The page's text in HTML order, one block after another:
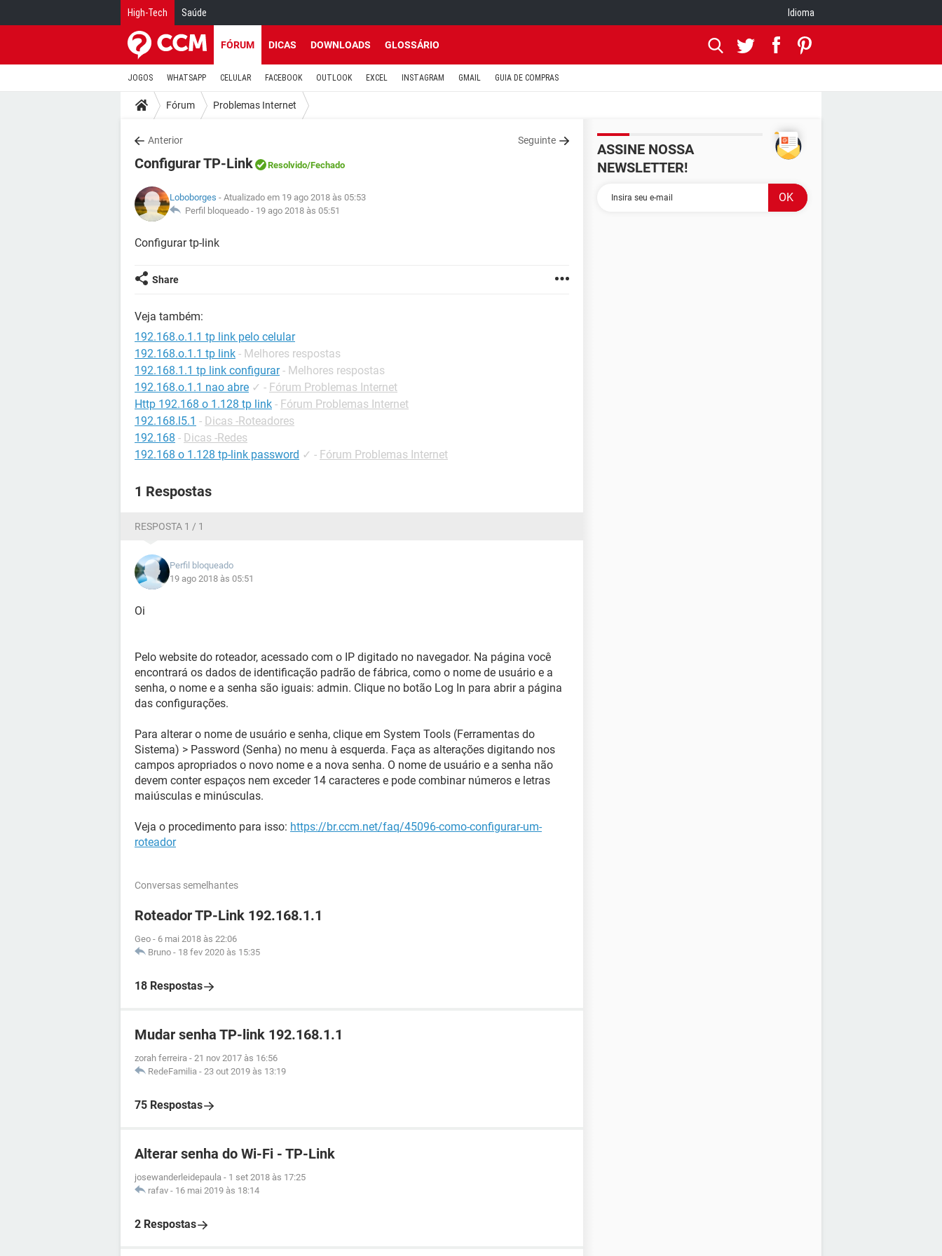
High-Tech Saúde Idioma
FÓRUM DICAS DOWNLOADS GLOSSÁRIO
JOGOS WHATSAPP CELULAR FACEBOOK OUTLOOK EXCEL INSTAGRAM GMAIL GUIA DE COMPRAS
Fórum Problemas Internet
Anterior Seguinte
Configurar TP-Link Resolvido/Fechado
Loboborges - Atualizado em 19 ago 2018 às 05:53
Perfil bloqueado - 19 ago 2018 às 05:51
Configurar tp-link
Share
Veja também:
192.168.o.1.1 tp link pelo celular
192.168.o.1.1 tp link - Melhores respostas
192.168.1.1 tp link configurar - Melhores respostas
192.168.o.1.1 nao abre ✓ - Fórum Problemas Internet
Http 192.168 o 1.128 tp link - Fórum Problemas Internet
192.168.l5.1 - Dicas -Roteadores
192.168 - Dicas -Redes
192.168 o 1.128 tp-link password ✓ - Fórum Problemas Internet
1 Respostas
RESPOSTA 1 / 1
Perfil bloqueado
19 ago 2018 às 05:51
Oi
Pelo website do roteador, acessado com o IP digitado no navegador. Na página você
encontrará os dados de identificação padrão de fábrica, como o nome de usuário e a
senha, o nome e a senha são iguais: admin. Clique no botão Log In para abrir a página
das configurações.
Para alterar o nome de usuário e senha, clique em System Tools (Ferramentas do
Sistema) > Password (Senha) no menu à esquerda. Faça as alterações digitando nos
campos apropriados o novo nome e a nova senha. O nome de usuário e a senha não
devem conter espaços nem exceder 14 caracteres e pode combinar números e letras
maiúsculas e minúsculas.
Veja o procedimento para isso: https://br.ccm.net/faq/45096-como-configurar-um-
roteador
Conversas semelhantes
Roteador TP-Link 192.168.1.1
Geo - 6 mai 2018 às 22:06
Bruno - 18 fev 2020 às 15:35
18 Respostas
Mudar senha TP-link 192.168.1.1
zorah ferreira - 21 nov 2017 às 16:56
RedeFamilia - 23 out 2019 às 13:19
75 Respostas
Alterar senha do Wi-Fi - TP-Link
josewanderleidepaula - 1 set 2018 às 17:25
rafav - 16 mai 2019 às 18:14
2 Respostas
ASSINE NOSSA
NEWSLETTER!